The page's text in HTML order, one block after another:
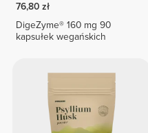
76,80 zł
DigeZyme® 160 mg 90
kapsułek wegańskich